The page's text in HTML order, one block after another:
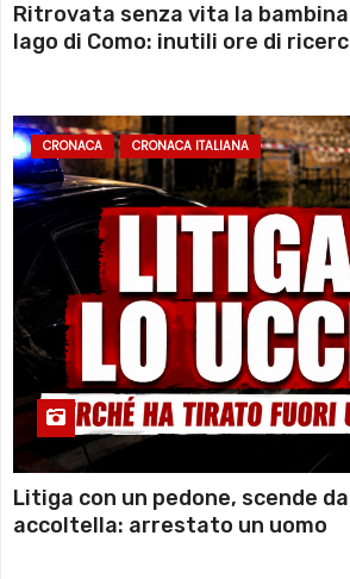
Ritrovata senza vita la
lago di Como: inutili ore di
CRONACA CRONACA ITALIANA
Litiga con un pedone, scende
accoltella: arrestato un uomo